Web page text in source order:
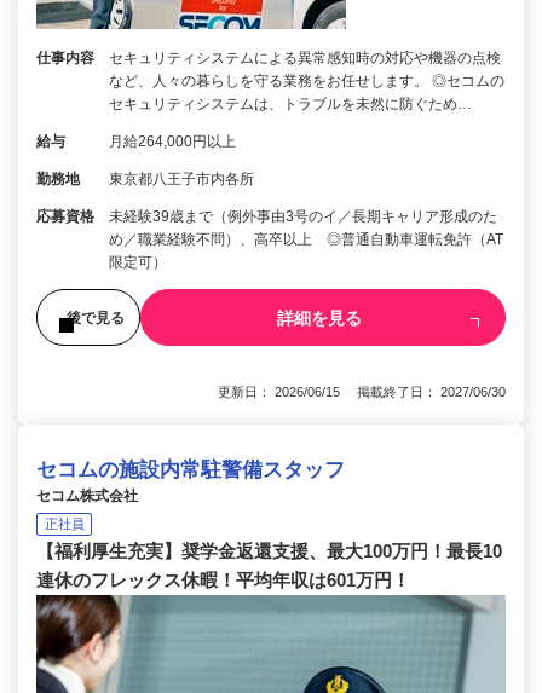
仕事内容
セキュリティシステムによる異常感知時の対応や機器の点検
など、人々の暮らしを守る業務をお任せします。 ◎セコムの
セキュリティシステムは、トラブルを未然に防ぐため…
給与 月給264,000円以上
勤務地 東京都八王子市内各所
応募資格
未経験39歳まで（例外事由3号のイ／長期キャリア形成のた
め／職業経験不問）、高卒以上 ◎普通自動車運転免許（AT
限定可）
後で見る 詳細を見る
更新日： 2026/06/15 掲載終了日： 2027/06/30
セコムの施設内常駐警備スタッフ
セコム株式会社
正社員
【福利厚生充実】奨学金返還支援、最大100万円！最長10
連休のフレックス休暇！平均年収は601万円！